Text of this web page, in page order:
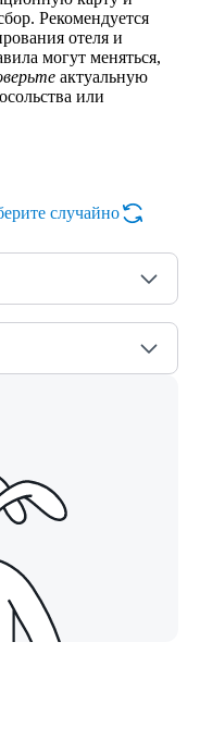
Рекомендуется
отеля и
могут меняться,
актуальную
или
случайно